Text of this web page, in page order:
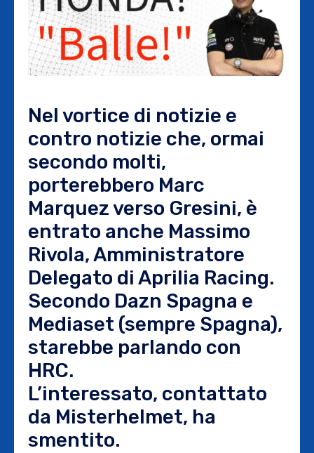
Nel vortice di notizie e
contro notizie che, ormai
secondo molti,
porterebbero Marc
Marquez verso Gresini, è
entrato anche Massimo
Rivola, Amministratore
Delegato di Aprilia Racing.
Secondo Dazn Spagna e
Mediaset (sempre Spagna),
starebbe parlando con
HRC.
L’interessato, contattato
da Misterhelmet, ha
smentito.